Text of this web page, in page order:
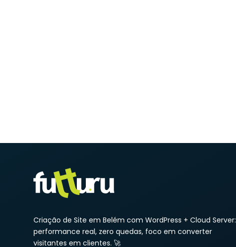
Criação de Site em Belém com WordPress + Cloud Server:
performance real, zero quedas, foco em converter
visitantes em clientes. 🚀